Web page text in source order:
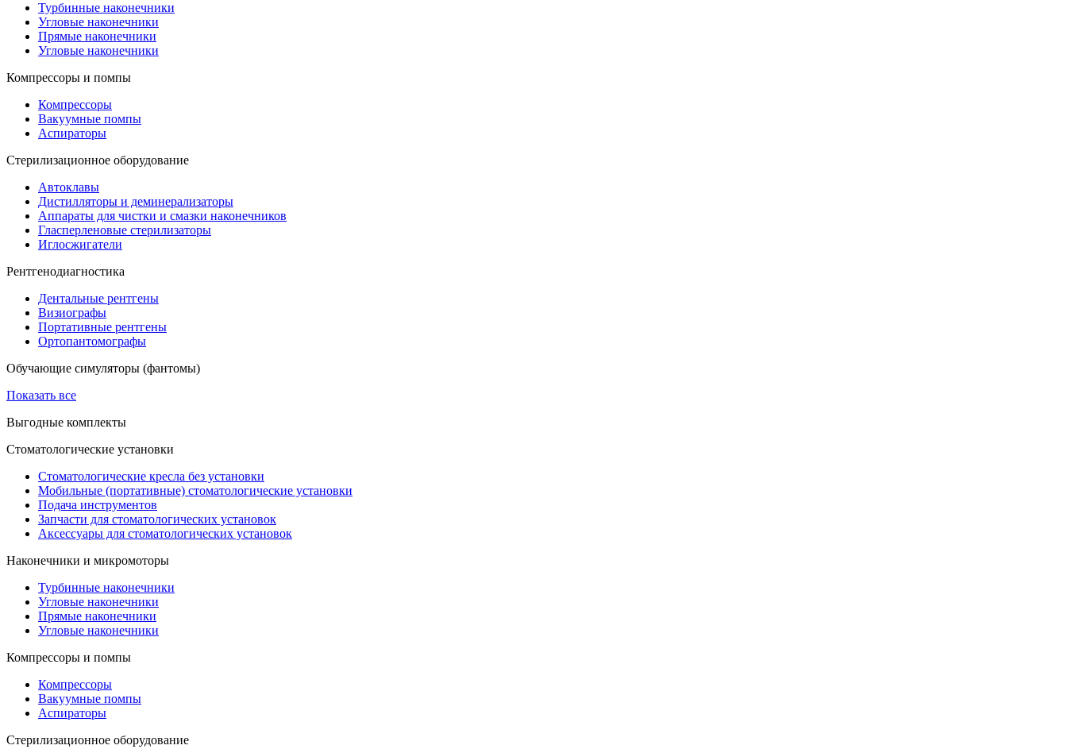
Турбинные наконечники
Угловые наконечники
Прямые наконечники
Угловые наконечники
Компрессоры и помпы
Компрессоры
Вакуумные помпы
Аспираторы
Стерилизационное оборудование
Автоклавы
Дистилляторы и деминерализаторы
Аппараты для чистки и смазки наконечников
Гласперленовые стерилизаторы
Иглосжигатели
Рентгенодиагностика
Дентальные рентгены
Визиографы
Портативные рентгены
Ортопантомографы
Обучающие симуляторы (фантомы)
Показать все
Выгодные комплекты
Стоматологические установки
Стоматологические кресла без установки
Мобильные (портативные) стоматологические установки
Подача инструментов
Запчасти для стоматологических установок
Аксессуары для стоматологических установок
Наконечники и микромоторы
Турбинные наконечники
Угловые наконечники
Прямые наконечники
Угловые наконечники
Компрессоры и помпы
Компрессоры
Вакуумные помпы
Аспираторы
Стерилизационное оборудование